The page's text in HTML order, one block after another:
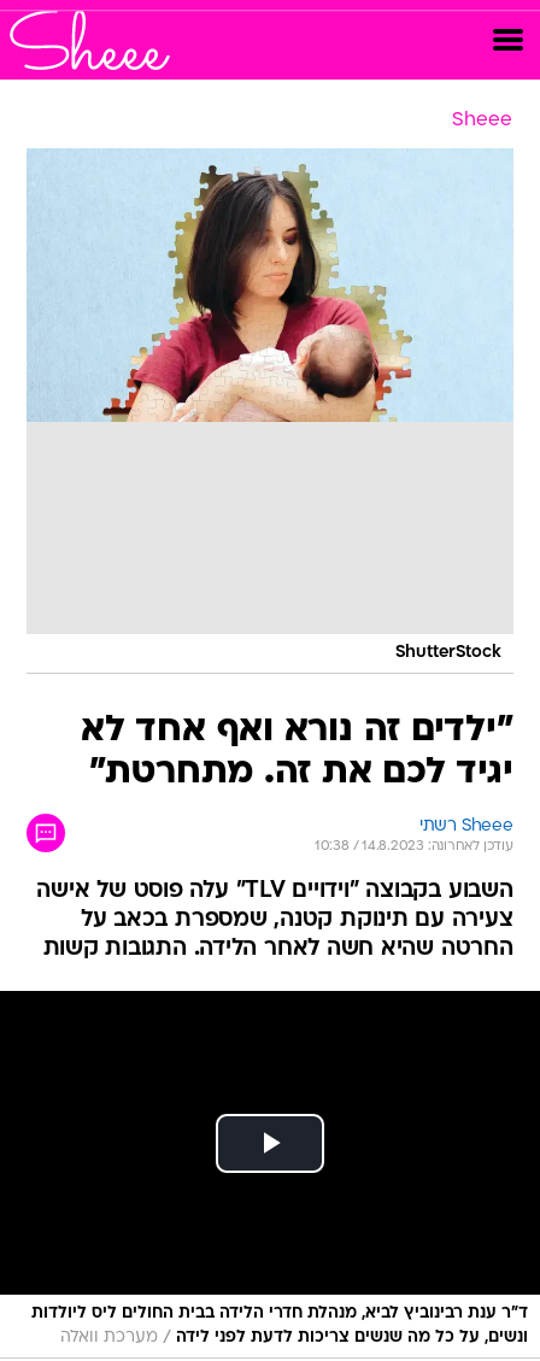
Sheee
ShutterStock
"ילדים זה נורא ואף אחד לא
יגיד לכם את זה. מתחרטת"
Sheee רשתי
עודכן לאחרונה: 14.8.2023 / 10:38
השבוע בקבוצה "וידויים TLV" עלה פוסט של אישה
צעירה עם תינוקת קטנה, שמספרת בכאב על
החרטה שהיא חשה לאחר הלידה. התגובות קשות
ד"ר ענת רבינוביץ לביא, מנהלת חדרי הלידה בבית החולים ליס ליולדות
ונשים, על כל מה שנשים צריכות לדעת לפני לידה / מערכת וואלה